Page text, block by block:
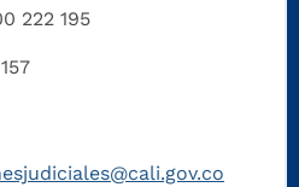
222 195
157